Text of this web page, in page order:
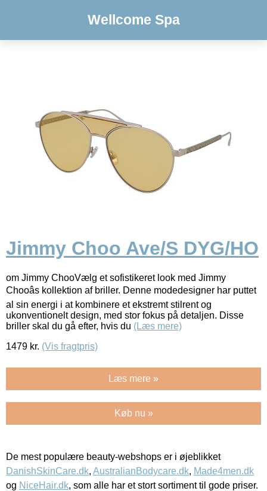
Wellcome Spa
Jimmy Choo Ave/S DYG/HO
om Jimmy ChooVælg et sofistikeret look med Jimmy
Chooâs kollektion af briller. Denne modedesigner har puttet
al sin energi i at kombinere et ekstremt stilrent og
ukonventionelt design, med stor fokus på detaljen. Disse
briller skal du gå efter, hvis du (Læs mere)
1479 kr. (Vis fragtpris)
Læs mere »
Køb nu »
De mest populære beauty-webshops er i øjeblikket
DanishSkinCare.dk, AustralianBodycare.dk, Made4men.dk
og NiceHair.dk, som alle har et stort sortiment til gode priser.